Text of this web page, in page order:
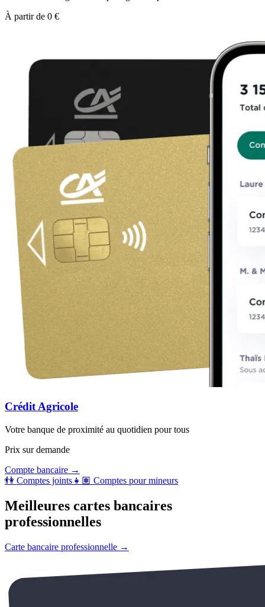
À partir de 0 €
Crédit Agricole
Votre banque de proximité au quotidien pour tous
Prix sur demande
Compte bancaire →
👫 Comptes joints 👧🏽 Comptes pour mineurs
Meilleures cartes bancaires
professionnelles
Carte bancaire professionnelle →